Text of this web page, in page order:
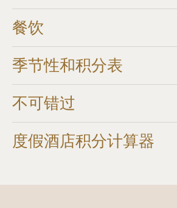
餐饮
季节性和积分表
不可错过
度假酒店积分计算器​